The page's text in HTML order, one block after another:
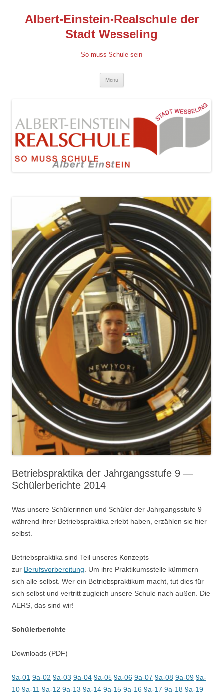
Albert-Einstein-Realschule der
Stadt Wesseling
So muss Schule sein
Menü
Betriebspraktika der Jahrgangsstufe 9 —
Schülerberichte 2014
Was unsere Schülerinnen und Schüler der Jahrgangsstufe 9
während ihrer Betriebspraktika erlebt haben, erzählen sie hier
selbst.
Betriebspraktika sind Teil unseres Konzepts
zur Berufsvorbereitung . Um ihre Praktikumsstelle kümmern
sich alle selbst. Wer ein Betriebspraktikum macht, tut dies für
sich selbst und vertritt zugleich unsere Schule nach außen. Die
AERS, das sind wir!
Schülerberichte
Downloads (PDF)
9a-01 9a-02 9a-03 9a-04 9a-05 9a-06 9a-07 9a-08 9a-09 9a-
10 9a-11 9a-12 9a-13 9a-14 9a-15 9a-16 9a-17 9a-18 9a-19